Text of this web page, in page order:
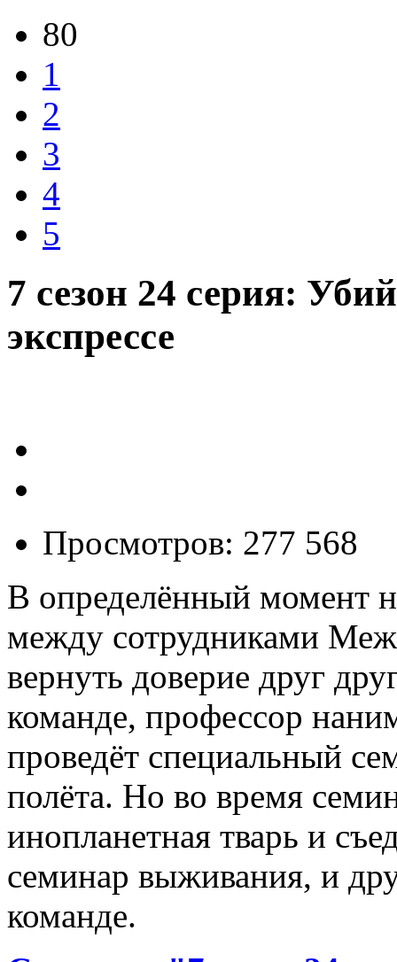
80
1
2
3
4
5
7 сезон 24 серия:
экспрессе
Просмотров: 277 568
В определённый момент
между сотрудниками
вернуть доверие друг
команде, профессор
проведёт специальный
полёта. Но во время
инопланетная тварь и
семинар выживания, и
команде.